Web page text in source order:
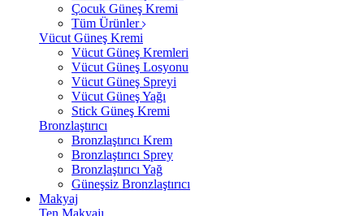
Çocuk Güneş Kremi
Tüm Ürünler
Vücut Güneş Kremi
Vücut Güneş Kremleri
Vücut Güneş Losyonu
Vücut Güneş Spreyi
Vücut Güneş Yağı
Stick Güneş Kremi
Bronzlaştırıcı
Bronzlaştırıcı Krem
Bronzlaştırıcı Sprey
Bronzlaştırıcı Yağ
Güneşsiz Bronzlaştırıcı
Makyaj
Ten Makyajı